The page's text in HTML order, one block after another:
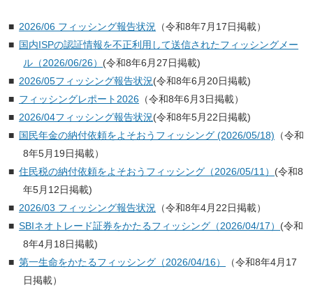
2026/06 フィッシング報告状況 （令和8年7月17日掲載）
国内ISPの認証情報を不正利用して送信されたフィッシングメー
ル（2026/06/26） (令和8年6月27日掲載)
2026/05フィッシング報告状況(令和8年6月20日掲載)
フィッシングレポート2026 （令和8年6月3日掲載）
2026/04フィッシング報告状況(令和8年5月22日掲載)
国民年金の納付依頼をよそおうフィッシング (2026/05/18) （令和
8年5月19日掲載）
住民税の納付依頼をよそおうフィッシング（2026/05/11） (令和8
年5月12日掲載)
2026/03 フィッシング報告状況 （令和8年4月22日掲載）
SBIネオトレード証券をかたるフィッシング（2026/04/17） (令和
8年4月18日掲載)
第一生命をかたるフィッシング（2026/04/16）
（令和8年4月17
日掲載）